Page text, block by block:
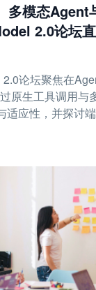
多模态Agent
2.0论坛
论坛聚焦在
原生工具调用与
适应性，并探讨